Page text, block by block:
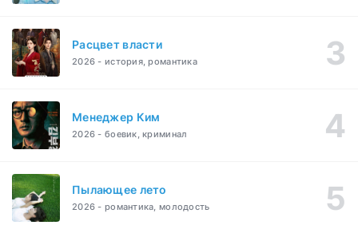
Расцвет власти
2026 - история, романтика
Менеджер Ким
2026 - боевик, криминал
Пылающее лето
2026 - романтика, молодость